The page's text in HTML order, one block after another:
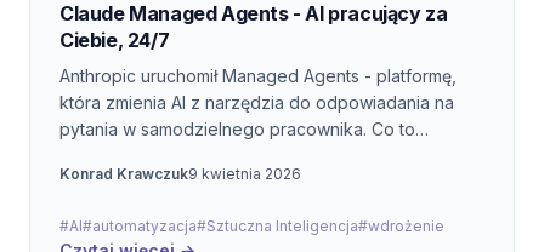
Claude Managed Agents - AI pracujący za
Ciebie, 24/7
Anthropic uruchomił Managed Agents - platformę,
która zmienia AI z narzędzia do odpowiadania na
pytania w samodzielnego pracownika. Co to
Konrad Krawczuk9 kwietnia 2026
#AI#automatyzacja#Sztuczna Inteligencja#wdrożenie